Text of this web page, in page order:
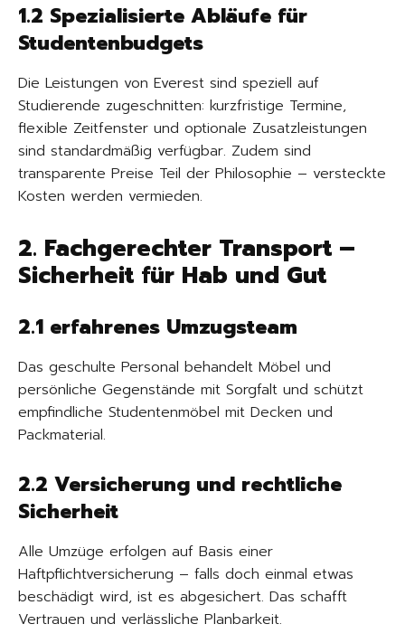
1.2 Spezialisierte Abläufe für
Studentenbudgets
Die Leistungen von Everest sind speziell auf
Studierende zugeschnitten: kurzfristige Termine,
flexible Zeitfenster und optionale Zusatzleistungen
sind standardmäßig verfügbar. Zudem sind
transparente Preise Teil der Philosophie – versteckte
Kosten werden vermieden.
2. Fachgerechter Transport –
Sicherheit für Hab und Gut
2.1 erfahrenes Umzugsteam
Das geschulte Personal behandelt Möbel und
persönliche Gegenstände mit Sorgfalt und schützt
empfindliche Studentenmöbel mit Decken und
Packmaterial.
2.2 Versicherung und rechtliche
Sicherheit
Alle Umzüge erfolgen auf Basis einer
Haftpflichtversicherung – falls doch einmal etwas
beschädigt wird, ist es abgesichert. Das schafft
Vertrauen und verlässliche Planbarkeit.